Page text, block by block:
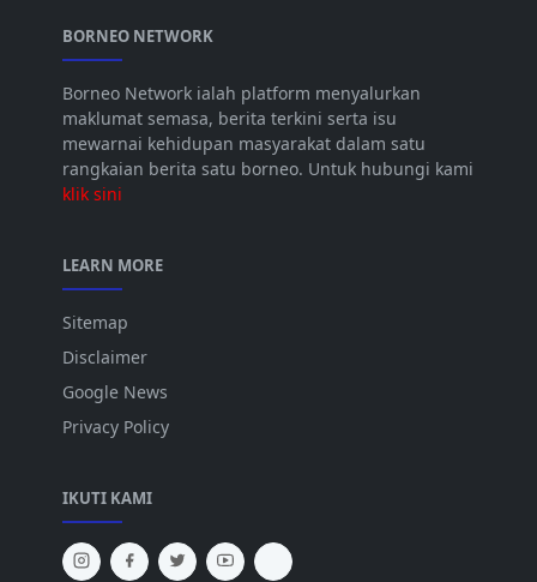
BORNEO NETWORK
Borneo Network ialah platform menyalurkan
maklumat semasa, berita terkini serta isu
mewarnai kehidupan masyarakat dalam satu
rangkaian berita satu borneo. Untuk hubungi kami
klik sini
LEARN MORE
Sitemap
Disclaimer
Google News
Privacy Policy
IKUTI KAMI